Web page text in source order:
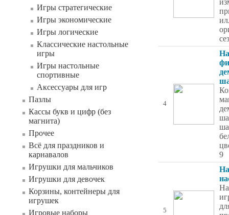
Игры стратегические
Игры экономические
Игры логические
Классические настольные
игры
Игры настольные
спортивные
Аксессуары для игр
Пазлы
Кассы букв и цифр (без
магнита)
Прочее
Всё для праздников и
карнавалов
Игрушки для мальчиков
Игрушки для девочек
Корзины, контейнеры для
игрушек
Игровые наборы
4
9
5